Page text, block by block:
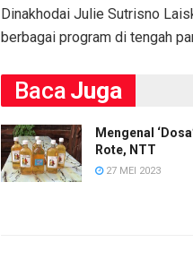
Dinakhodai Julie Sutrisno
berbagai program di tengah
BacaJuga
Mengenal
Rote, NTT
27 MEI 2023